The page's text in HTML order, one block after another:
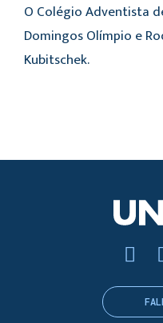
O Colégio Adventista
Domingos Olímpio e
Kubitschek.